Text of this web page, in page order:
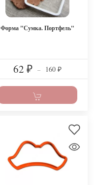
Форма "Сумка. Портфель"
62 ₽ – 160 ₽